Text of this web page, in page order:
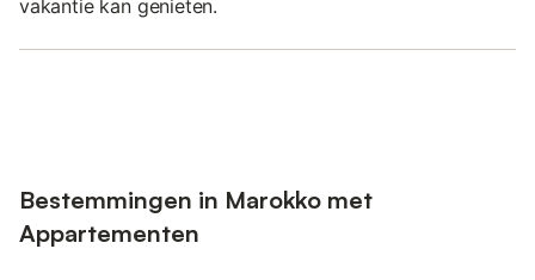
vakantie kan genieten.
Bestemmingen in Marokko met
Appartementen